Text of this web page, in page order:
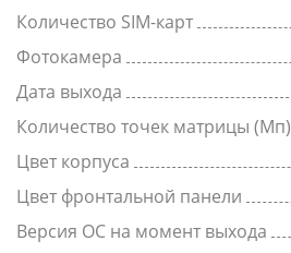
Количество SIM-карт
Фотокамера
Дата выхода
Количество точек матрицы (Мп)
Цвет корпуса
Цвет фронтальной панели
Версия ОС на момент выхода